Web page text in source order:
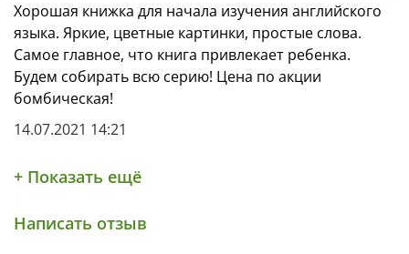
Хорошая книжка для начала изучения английского
языка. Яркие, цветные картинки, простые слова.
Самое главное, что книга привлекает ребенка.
Будем собирать всю серию! Цена по акции
бомбическая!
14.07.2021 14:21
+ Показать ещё
Написать отзыв